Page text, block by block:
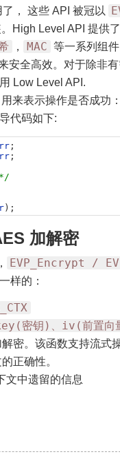
， 这些 API 被冠以
High Level API 提供
， MAC 等一系列组
安全高效。对于除非
Low Level API.
来表示操作是否成功
代码如下:
;
;
) ;
加解密
EVP_Encrypt /
样的：
密钥)、iv(前置向
密。该函数支持流式
正确性。
文中遗留的信息